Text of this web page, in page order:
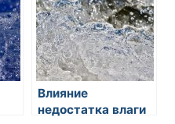
Влияние
недостатка влаги